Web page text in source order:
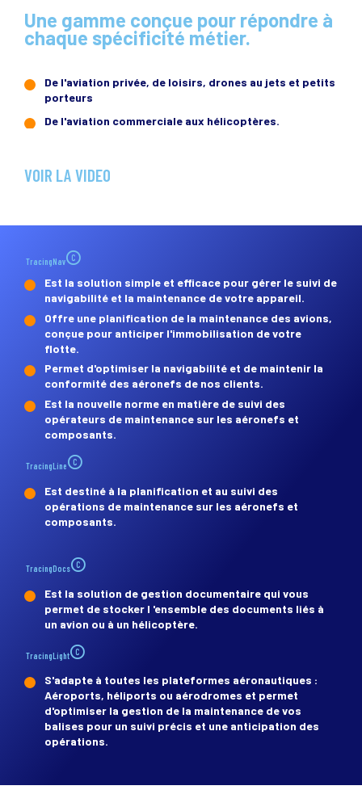
Une gamme conçue pour répondre à
chaque spécificité métier.
De l'aviation privée, de loisirs, drones au jets et petits
porteurs
De l'aviation commerciale aux hélicoptères.
VOIR LA VIDEO
TracingNav©
Est la solution simple et efficace pour gérer le suivi de
navigabilité et la maintenance de votre appareil.
Offre une planification de la maintenance des avions,
conçue pour anticiper l'immobilisation de votre
flotte.
Permet d'optimiser la navigabilité et de maintenir la
conformité des aéronefs de nos clients.
Est la nouvelle norme en matière de suivi des
opérateurs de maintenance sur les aéronefs et
composants.
TracingLine©
Est destiné à la planification et au suivi des
opérations de maintenance sur les aéronefs et
composants.
TracingDocs©
Est la solution de gestion documentaire qui vous
permet de stocker l 'ensemble des documents liés à
un avion ou à un hélicoptère.
TracingLight©
S'adapte à toutes les plateformes aéronautiques :
Aéroports, héliports ou aérodromes et permet
d'optimiser la gestion de la maintenance de vos
balises pour un suivi précis et une anticipation des
opérations.